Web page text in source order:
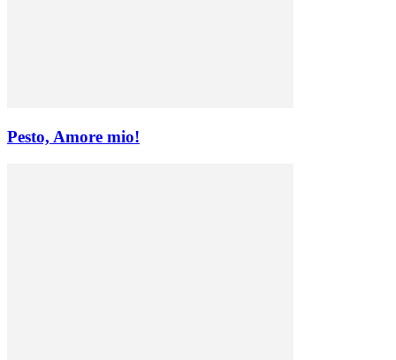
Pesto, Amore mio!